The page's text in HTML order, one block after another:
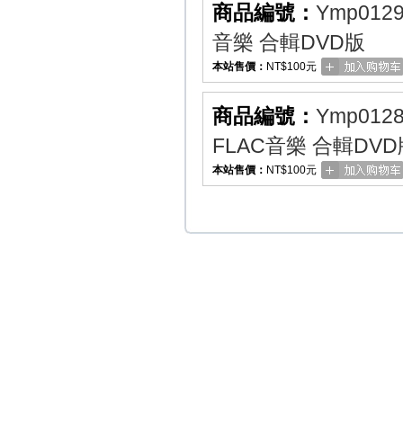
商品編號：
音樂 合輯DVD版
本站售價： NT$100元
商品編號：
FLAC音樂 合輯DVD
本站售價： NT$100元